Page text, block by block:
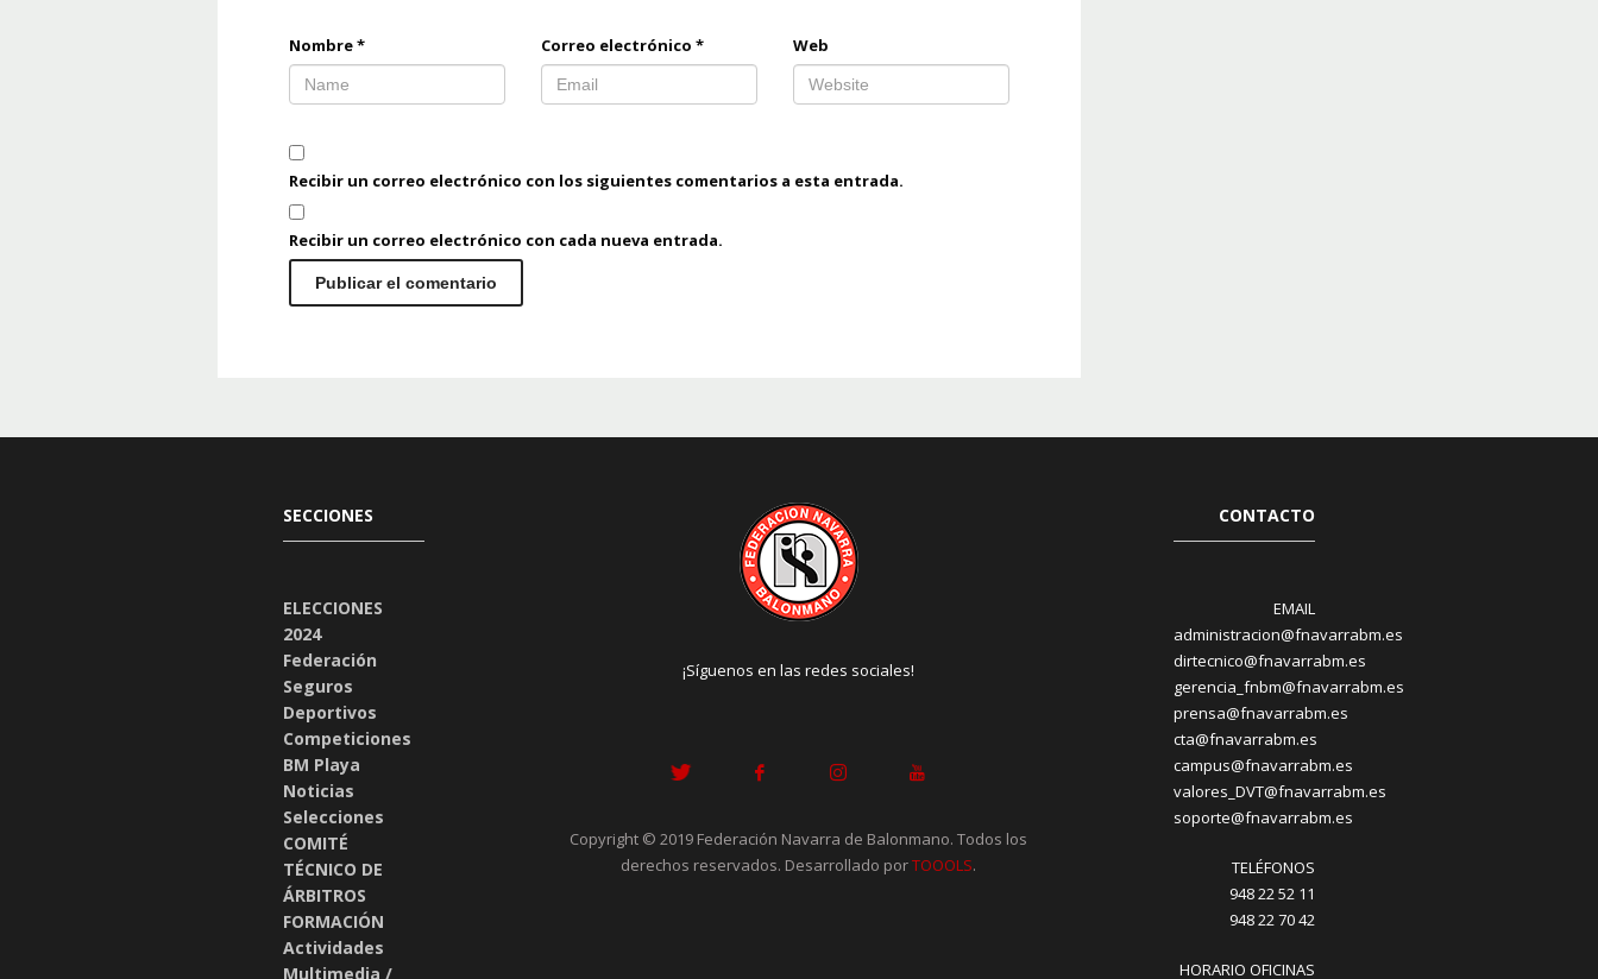
Nombre* Correo electrónico * Web
Recibir un correo electrónico con los siguientes comentarios a esta entrada.
Recibir un correo electrónico con cada nueva entrada.
SECCIONES
ELECCIONES
2024
Federación
Seguros
Deportivos
Competiciones
BM Playa
Noticias
Selecciones
COMITÉ
TÉCNICO DE
ÁRBITROS
FORMACIÓN
Actividades
Multimedia /
¡Síguenos en las redes sociales!
Copyright © 2019 Federación Navarra de Balonmano. Todos los
derechos reservados. Desarrollado porTOOOLS.
CONTACTO
EMAIL
administracion@fnavarrabm.es
dirtecnico@fnavarrabm.es
gerencia_fnbm@fnavarrabm.es
prensa@fnavarrabm.es
cta@fnavarrabm.es
campus@fnavarrabm.es
valores_DVT@fnavarrabm.es
soporte@fnavarrabm.es
TELÉFONOS
948 22 52 11
948 22 70 42
HORARIO OFICINAS